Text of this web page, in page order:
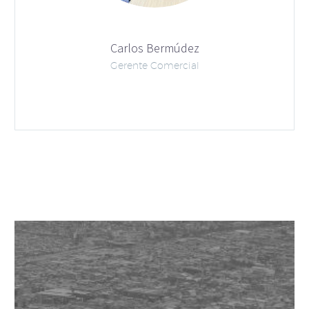

LUCÍA RAMÍREZ
Carlos Bermúdez
Gerente Comercial